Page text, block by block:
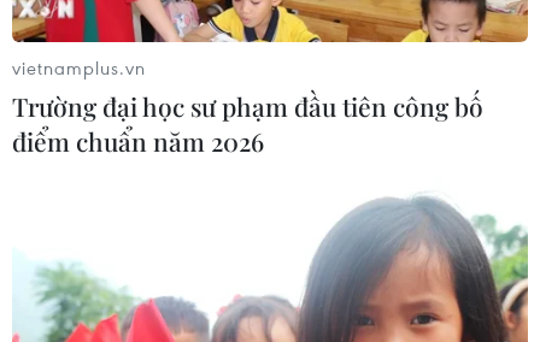
chứng khoán đã phản ánh phần lớn
thông tin
30/07/2026 07:50
Chứng khoán châu Á ngược chiều
Chứng khoán ngày 29/7: VN-Index
vietnamplus.vn
Trường đại học sư phạm đầu tiên công bố
điểm chuẩn năm 2026